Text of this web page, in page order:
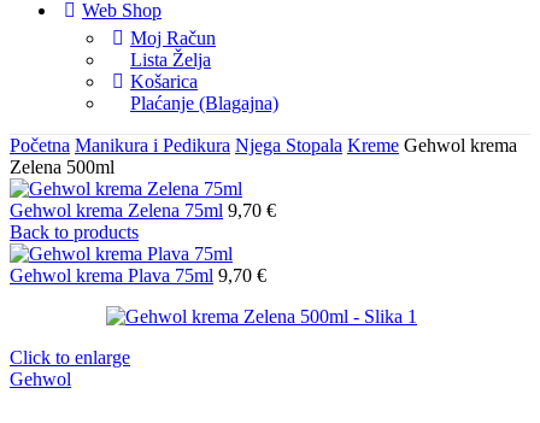
Web Shop
Moj Račun
Lista Želja
Košarica
Plaćanje (Blagajna)
Početna Manikura i Pedikura Njega Stopala Kreme Gehwol krema
Zelena 500ml
Gehwol krema Zelena 75ml 9,70 €
Back to products
Gehwol krema Plava 75ml 9,70 €
Click to enlarge
Gehwol